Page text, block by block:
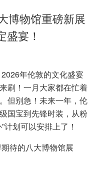
博物馆重磅新展
宴！
年伦敦的文化盛宴
刷！一月大家都在忙着
但别急！未来一年，伦
国宝到先锋时装，从粉
计划可以安排上了！
待的八大博物馆展